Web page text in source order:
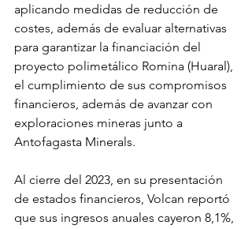
aplicando medidas de reducción de
costes, además de evaluar alternativas
para garantizar la financiación del
proyecto polimetálico Romina (Huaral),
el cumplimiento de sus compromisos
financieros, además de avanzar con
exploraciones mineras junto a
Antofagasta Minerals.
Al cierre del 2023, en su presentación
de estados financieros, Volcan reportó
que sus ingresos anuales cayeron 8,1%,